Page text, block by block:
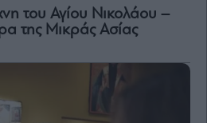
του Αγίου Νικολάου –
της Μικράς Ασίας